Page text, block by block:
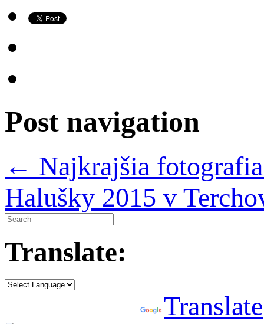
Post navigation
← Najkrajšia
Halušky 2015 v
Translate:
Translate